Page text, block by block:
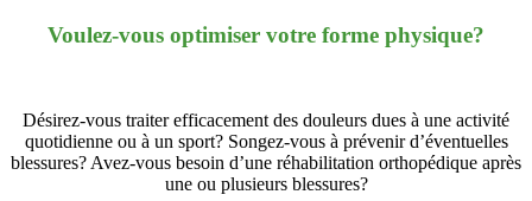
Voulez-vous optimiser votre forme physique?
Désirez-vous traiter efficacement des douleurs dues à une activité
quotidienne ou à un sport? Songez-vous à prévenir d’éventuelles
blessures? Avez-vous besoin d’une réhabilitation orthopédique après
une ou plusieurs blessures?